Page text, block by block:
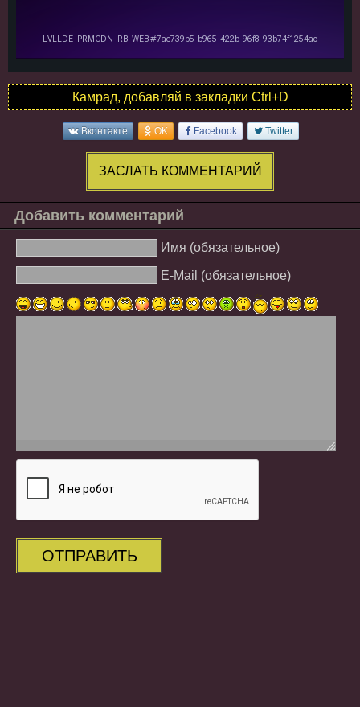
Камрад, добавляй в закладки Ctrl+D
Вконтакте OK Facebook Twitter
ЗАСЛАТЬ КОММЕНТАРИЙ
Добавить комментарий
Имя (обязательное)
E-Mail (обязательное)
ОТПРАВИТЬ